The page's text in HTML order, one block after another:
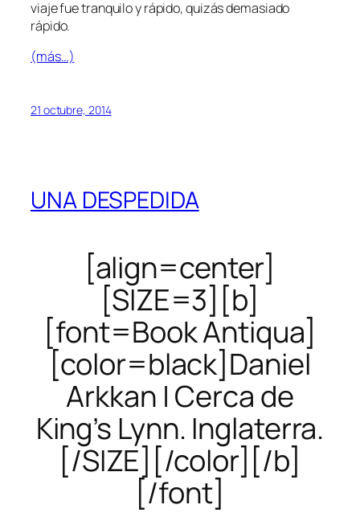
viaje fue tranquilo y rápido, quizás demasiado
rápido.
(más…)
21 octubre, 2014
UNA DESPEDIDA
[align=center]
[SIZE=3][b]
[font=Book Antiqua]
[color=black]Daniel
Arkkan | Cerca de
King’s Lynn. Inglaterra.
[/SIZE][/color][/b]
[/font]